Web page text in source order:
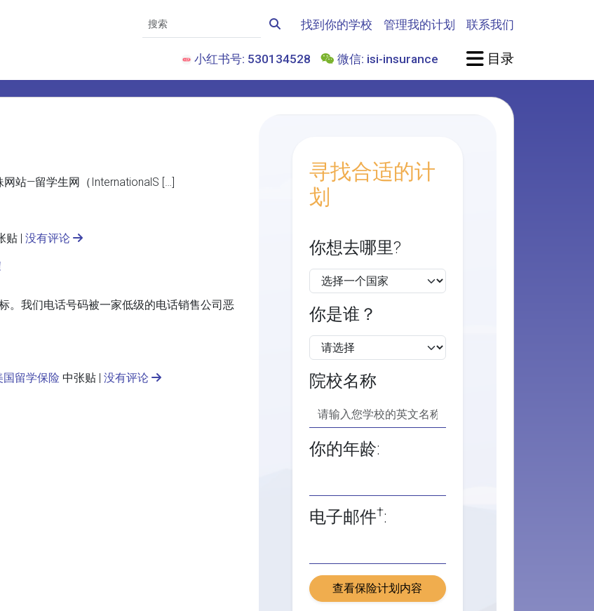
找到你的学校 管理我的计划 联系我们
小红书号: 530134528 微信: isi-insurance 目录
站—留学生网（InternationalS […]
贴 | 没有评论
。我们电话号码被一家低级的电话销售公司恶
国留学保险 中张贴 | 没有评论
寻找合适的计
划
你想去哪里?
你是谁？
院校名称
你的年龄:
电子邮件†:
查看保险计划内容